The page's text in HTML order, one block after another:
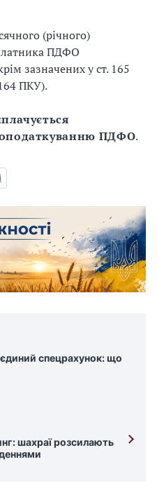
(річного)
ПДФО
зазначених у ст. 165
ПКУ).
оподаткуванню ПДФО.
спецрахунок: що
шахраї розсилають